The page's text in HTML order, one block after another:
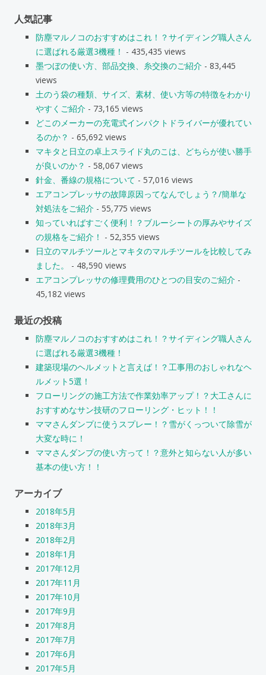
人気記事
防塵マルノコのおすすめはこれ！？サイディング職人さん
に選ばれる厳選3機種！ - 435,435 views
墨つぼの使い方、部品交換、糸交換のご紹介 - 83,445
views
土のう袋の種類、サイズ、素材、使い方等の特徴をわかり
やすくご紹介 - 73,165 views
どこのメーカーの充電式インパクトドライバーが優れてい
るのか？ - 65,692 views
マキタと日立の卓上スライド丸のこは、どちらが使い勝手
が良いのか？ - 58,067 views
針金、番線の規格について - 57,016 views
エアコンプレッサの故障原因ってなんでしょう？/簡単な
対処法をご紹介 - 55,775 views
知っていればすごく便利！？ブルーシートの厚みやサイズ
の規格をご紹介！ - 52,355 views
日立のマルチツールとマキタのマルチツールを比較してみ
ました。
- 48,590 views
エアコンプレッサの修理費用のひとつの目安のご紹介 -
45,182 views
最近の投稿
防塵マルノコのおすすめはこれ！？サイディング職人さん
に選ばれる厳選3機種！
建築現場のヘルメットと言えば！？工事用のおしゃれなヘ
ルメット5選！
フローリングの施工方法で作業効率アップ！？大工さんに
おすすめなサン技研のフローリング・ヒット！！
ママさんダンプに使うスプレー！？雪がくっついて除雪が
大変な時に！
ママさんダンプの使い方って！？意外と知らない人が多い
基本の使い方！！
アーカイブ
2018年5月
2018年3月
2018年2月
2018年1月
2017年12月
2017年11月
2017年10月
2017年9月
2017年8月
2017年7月
2017年6月
2017年5月